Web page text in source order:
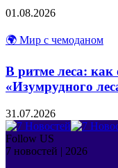
01.08.2026
🌍 Мир с чемоданом
В ритме леса: как
«Изумрудного
31.07.2026
Follow US
7 новостей | 2026